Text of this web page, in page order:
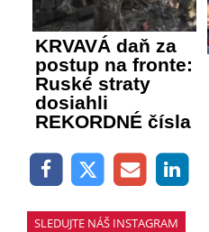
KRVAVÁ daň za
postup na fronte:
Ruské straty
dosiahli
REKORDNÉ čísla
SLEDUJTE NÁŠ INSTAGRAM